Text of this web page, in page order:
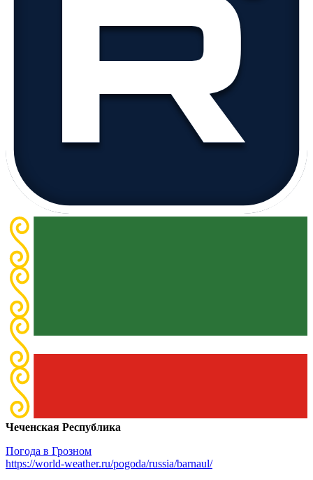
Чеченская Республика
Погода в Грозном
https://world-weather.ru/pogoda/russia/barnaul/